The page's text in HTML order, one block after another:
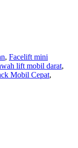
, Facelift mini
lift mobil darat,
Mobil Cepat,